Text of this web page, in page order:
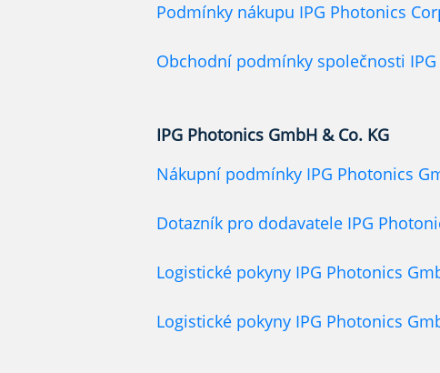
Podmínky nákupu IPG Photonics
Obchodní podmínky společnosti IPG
IPG Photonics GmbH & Co. KG
Nákupní podmínky IPG Photonics
Dotazník pro dodavatele IPG
Logistické pokyny IPG Photonics
Logistické pokyny IPG Photonics